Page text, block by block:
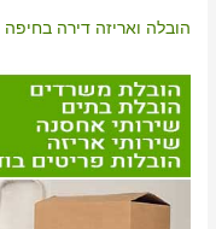
הובלה ואריזה דירה בחיפה